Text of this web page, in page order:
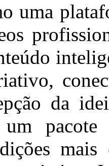
uma
da
pacote